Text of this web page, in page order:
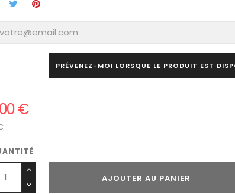
PRÉVENEZ-MOI LORSQUE LE PRODUIT EST
€
AJOUTER AU PANIER